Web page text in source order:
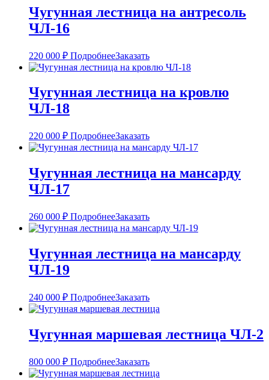
Чугунная лестница на антресоль
ЧЛ-16
220 000 ₽ ПодробнееЗаказать
Чугунная лестница на кровлю
ЧЛ-18
220 000 ₽ ПодробнееЗаказать
Чугунная лестница на мансарду
ЧЛ-17
260 000 ₽ ПодробнееЗаказать
Чугунная лестница на мансарду
ЧЛ-19
240 000 ₽ ПодробнееЗаказать
Чугунная маршевая лестница ЧЛ-2
800 000 ₽ ПодробнееЗаказать